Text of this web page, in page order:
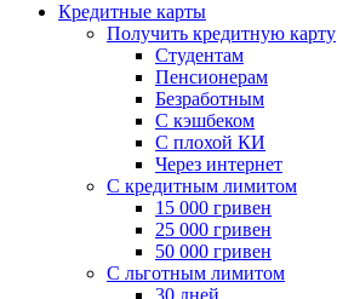
Кредитные карты
Получить кредитную карту
Студентам
Пенсионерам
Безработным
С кэшбеком
С плохой КИ
Через интернет
С кредитным лимитом
15 000 гривен
25 000 гривен
50 000 гривен
С льготным лимитом
30 дней